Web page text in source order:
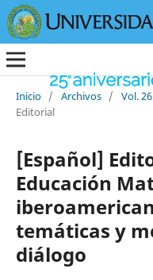
Inicio / Archivos / Vol.
Editorial
[Español]
Educación
temáticas y
diálogo